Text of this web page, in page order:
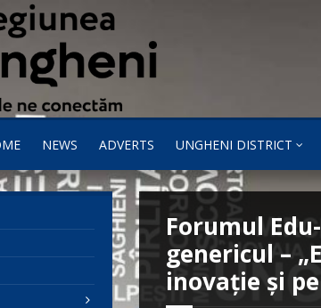
NEWS ADVERTS UNGHENI DISTRICT
Forumul
genericul –
inovație și